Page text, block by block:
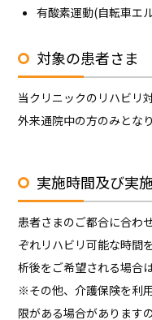
有酸素運動(自転車エ
対象の患者さま
当クリニックのリハビリ
外来通院中の方のみとなり
実施時間及び実
患者さまのご都合に合わ
ぞれリハビリ可能な時間
析後をご希望される場合
※その他、介護保険を利
限がある場合があります